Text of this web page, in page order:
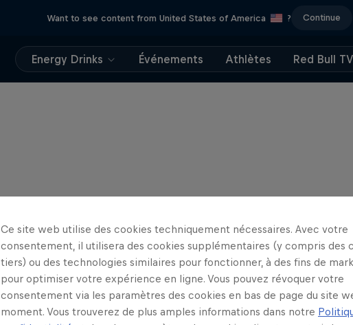
Want to see content from United States of America ? Continue
Energy Drinks Événements Athlètes Red Bull TV
Ce site web utilise des cookies techniquement nécessaires. Avec votre
consentement, il utilisera des cookies supplémentaires (y compris des
tiers) ou des technologies similaires pour fonctionner, à des fins de
pour optimiser votre expérience en ligne. Vous pouvez révoquer votre
consentement via les paramètres des cookies en bas de page du site
moment. Vous trouverez de plus amples informations dans notre